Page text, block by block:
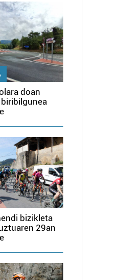
doan
bizikleta
29an